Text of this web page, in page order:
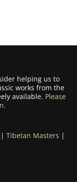
helping us to
works from the
available. Please
Tibetan Masters